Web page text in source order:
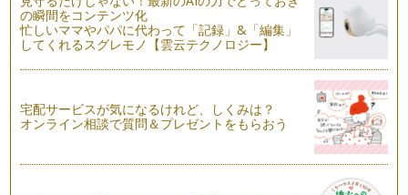
の瞬間をコンテンツ化
忙しいママやパパに代わって「記録」&「編集」
してくれるスグレモノ【雲云テクノロジー】
宅配サービスが気になるけれど、しくみは？
オンライン相談で質問＆プレゼントをもらおう